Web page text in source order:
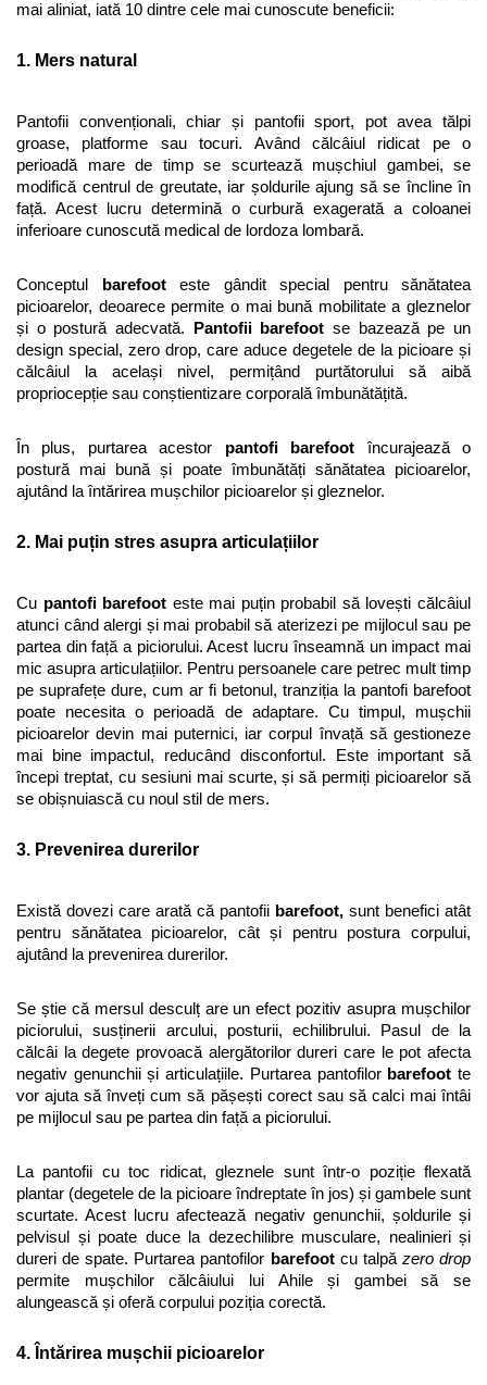
mai aliniat, iată 10 dintre cele mai cunoscute beneficii:
1. Mers natural
Pantofii convenționali, chiar și pantofii sport, pot avea tălpi
groase, platforme sau tocuri. Având călcâiul ridicat pe o
perioadă mare de timp se scurtează mușchiul gambei, se
modifică centrul de greutate, iar șoldurile ajung să se încline în
față. Acest lucru determină o curbură exagerată a coloanei
inferioare cunoscută medical de lordoza lombară.
Conceptul barefoot este gândit special pentru sănătatea
picioarelor, deoarece permite o mai bună mobilitate a gleznelor
și o postură adecvată.
Pantofii barefoot se bazează pe un
design special, zero drop, care aduce degetele de la picioare și
călcâiul la același nivel, permițând purtătorului să aibă
propriocepție sau conștientizare corporală îmbunătățită.
În plus, purtarea acestor pantofi barefoot încurajează o
postură mai bună și poate îmbunătăți sănătatea picioarelor,
ajutând la întărirea mușchilor picioarelor și gleznelor.
2. Mai puțin stres asupra articulațiilor
Cu pantofi barefoot este mai puțin probabil să lovești călcâiul
atunci când alergi și mai probabil să aterizezi pe mijlocul sau pe
partea din față a piciorului. Acest lucru înseamnă un impact mai
mic asupra articulațiilor. Pentru persoanele care petrec mult timp
pe suprafețe dure, cum ar fi betonul, tranziția la pantofi barefoot
poate necesita o perioadă de adaptare. Cu timpul, mușchii
picioarelor devin mai puternici, iar corpul învață să gestioneze
mai bine impactul, reducând disconfortul. Este important să
începi treptat, cu sesiuni mai scurte, și să permiți picioarelor să
se obișnuiască cu noul stil de mers.
3. Prevenirea durerilor
Există dovezi care arată că pantofii barefoot, sunt benefici atât
pentru sănătatea picioarelor, cât și pentru postura corpului,
ajutând la prevenirea durerilor.
Se știe că mersul desculț are un efect pozitiv asupra mușchilor
piciorului, susținerii arcului, posturii, echilibrului. Pasul de la
călcâi la degete provoacă alergătorilor dureri care le pot afecta
negativ genunchii și articulațiile. Purtarea pantofilor barefoot te
vor ajuta să înveți cum să pășești corect sau să calci mai întâi
pe mijlocul sau pe partea din față a piciorului.
La pantofii cu toc ridicat, gleznele sunt într-o poziție flexată
plantar (degetele de la picioare îndreptate în jos) și gambele sunt
scurtate. Acest lucru afectează negativ genunchii, șoldurile și
pelvisul și poate duce la dezechilibre musculare, nealinieri și
dureri de spate. Purtarea pantofilor barefoot cu talpă zero drop
permite mușchilor călcâiului lui Ahile și gambei să se
alungească și oferă corpului poziția corectă.
4. Întărirea mușchii picioarelor